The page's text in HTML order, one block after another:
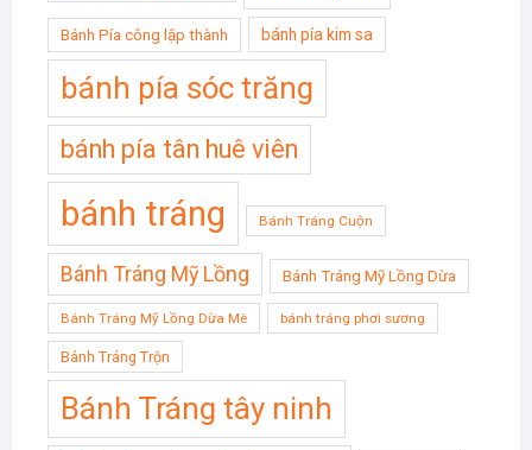
Bánh Pía công lập thành bánh pía kim sa
bánh pía sóc trăng
bánh pía tân huê viên
bánh tráng Bánh Tráng Cuộn
Bánh Tráng Mỹ Lồng Bánh Tráng Mỹ Lồng Dừa
Bánh Tráng Mỹ Lồng Dừa Mè bánh tráng phơi sương
Bánh Tráng Trộn
Bánh Tráng tây ninh